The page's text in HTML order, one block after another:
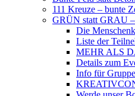
111 Kreuze – bunte
GRÜN statt GRAU
Die
Liste der
MEHR ALS
Details zum
Info für